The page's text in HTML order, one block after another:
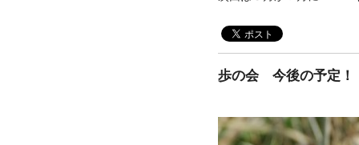
歩の会 今後の予定！